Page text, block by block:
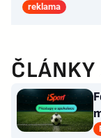
reklama